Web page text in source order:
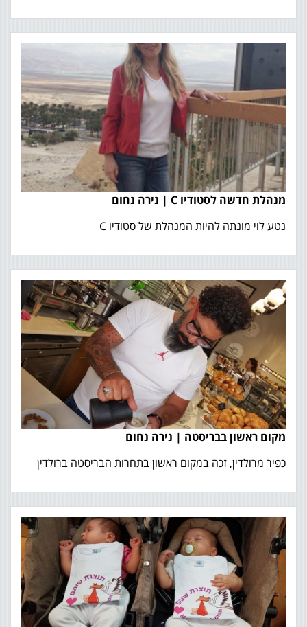
מנהלת חדשה לסטודיו C | נירה נחום
נטע לוי מונתה להיות המנהלת של סטודיו C
מקום ראשון בבריסטה | נירה נחום
כפיר מרולדין, זכה במקום ראשון בתחרות הבריסטה ברולדין